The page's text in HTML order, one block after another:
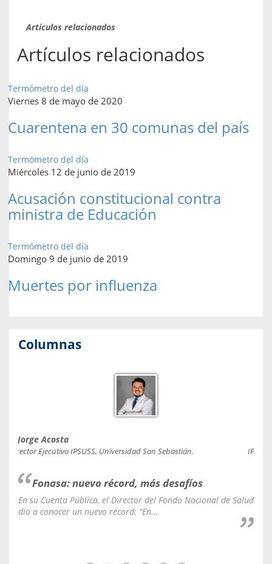
Artículos relacionados
Artículos relacionados
Termómetro del día
Viernes 8 de mayo de 2020
Cuarentena en 30 comunas del país
Termómetro del día
Miércoles 12 de junio de 2019
Acusación constitucional contra
ministra de Educación
Termómetro del día
Domingo 9 de junio de 2019
Muertes por influenza
Columnas
Jorge Acosta
Director Ejecutivo IPSUSS, Universidad San Sebastián.
Fonasa: nuevo récord, más desafíos
En su Cuenta Pública, el Director del Fondo Nacional de Salud
dio a conocer un nuevo récord: “En...